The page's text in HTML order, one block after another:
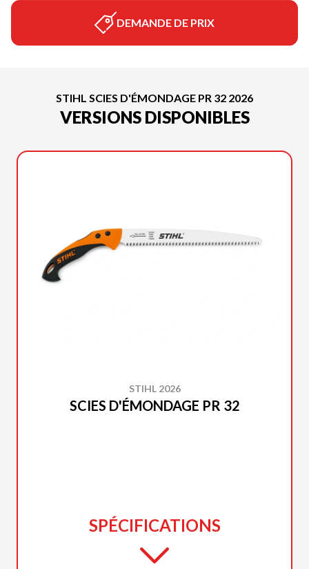
DEMANDE DE PRIX
STIHL SCIES D'ÉMONDAGE PR 32 2026
VERSIONS DISPONIBLES
STIHL 2026
SCIES D'ÉMONDAGE PR 32
SPÉCIFICATIONS